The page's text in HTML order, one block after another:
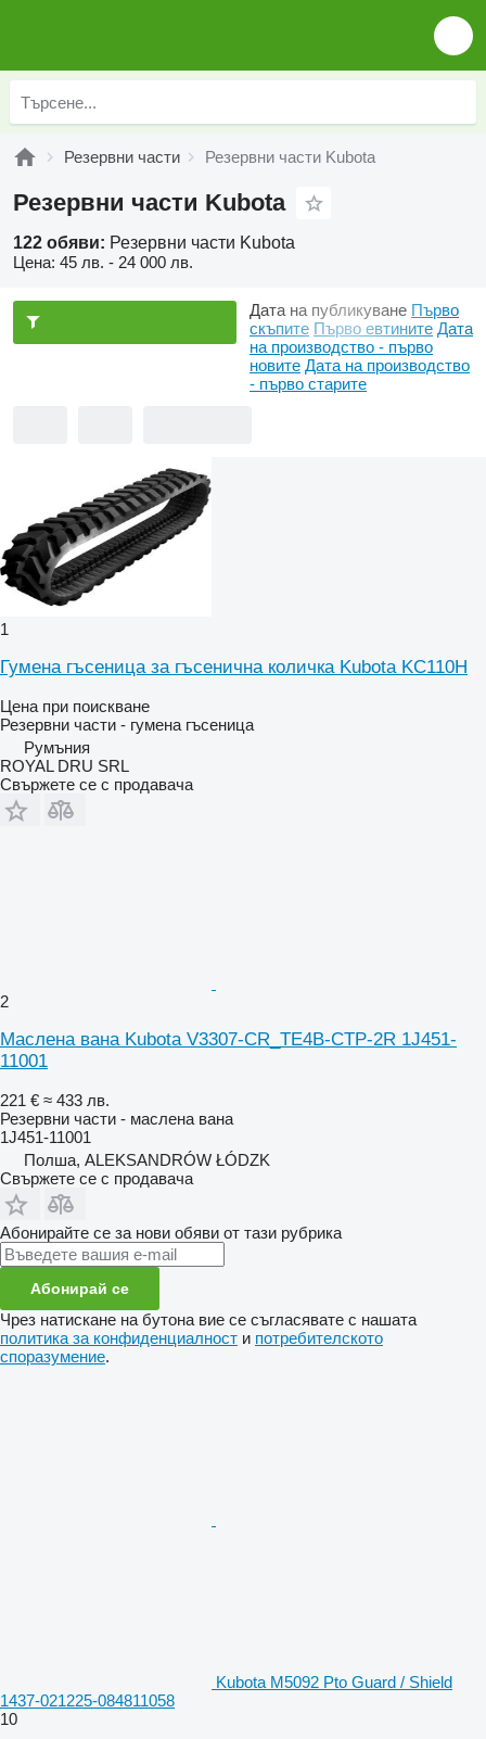
Резервни части Резервни части Kubota
Резервни части Kubota
122 обяви: Резервни части Kubota
Цена: 45 лв. - 24 000 лв.
Дата на публикуване Първо
скъпите Първо евтините Дата
на производство - първо
новите Дата на производство
- първо старите
1
Гумена гъсеница за гъсенична количка Kubota KC110H
Цена при поискване
Резервни части - гумена гъсеница
Румъния
ROYAL DRU SRL
Свържете се с продавача
2
Маслена вана Kubota V3307-CR_TE4B-CTP-2R 1J451-
11001
221 € ≈ 433 лв.
Резервни части - маслена вана
1J451-11001
Полша, ALEKSANDRÓW ŁÓDZK
Свържете се с продавача
Абонирайте се за нови обяви от тази рубрика
Абонирай се
Чрез натискане на бутона вие се съгласявате с нашата
политика за конфиденциалност и потребителското
споразумение.
Kubota M5092 Pto Guard / Shield
1437-021225-084811058
10